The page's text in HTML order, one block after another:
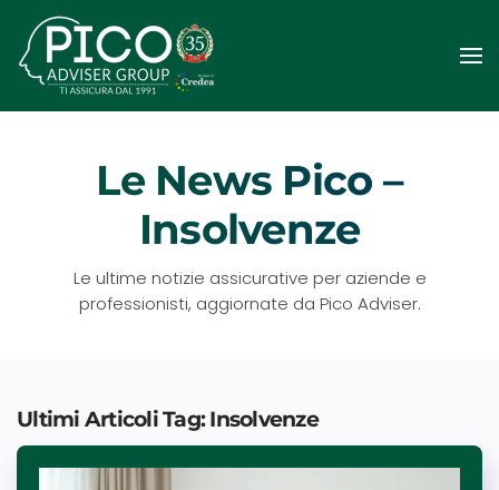
Passa
al
contenuto
Le News Pico –
Insolvenze
Le ultime notizie assicurative per aziende e
professionisti, aggiornate da Pico Adviser.
Ultimi Articoli Tag: Insolvenze